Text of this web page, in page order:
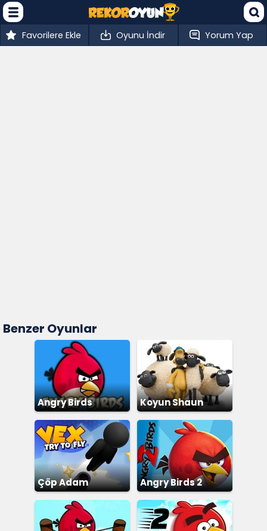
Favorilere Ekle Oyunu İndir Yorum Yap
Benzer Oyunlar
Angry Birds Koyun Shaun
Çöp Adam
Fırlatma
Angry Birds 2